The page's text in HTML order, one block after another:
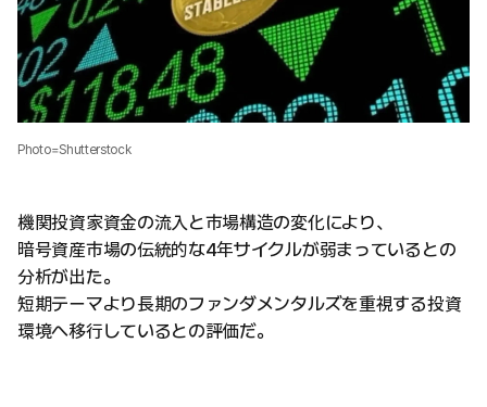
Photo=Shutterstock
機関投資家資金の流入と市場構造の変化により、
暗号資産市場の伝統的な4年サイクルが弱まっているとの
分析が出た。
短期テーマより長期のファンダメンタルズを重視する投資
環境へ移行しているとの評価だ。